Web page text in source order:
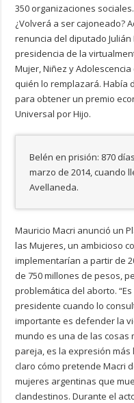
350 organizaciones
¿Volverá a ser cajoneado?
renuncia del diputado
presidencia de la
Mujer, Niñez y
quién lo remplazará. Había
para obtener un premio
Universal por Hijo.
Belén en prisión: 870
marzo de 2014, cuando
Avellaneda.
Mauricio Macri anunció un
las Mujeres, un ambicioso
implementarían a partir de
de 750 millones de pesos,
problemática del aborto.
presidente cuando lo
importante es defender la
mundo es una de las
pareja, es la expresión más
claro cómo pretende Macri
mujeres argentinas que
clandestinos. Durante el